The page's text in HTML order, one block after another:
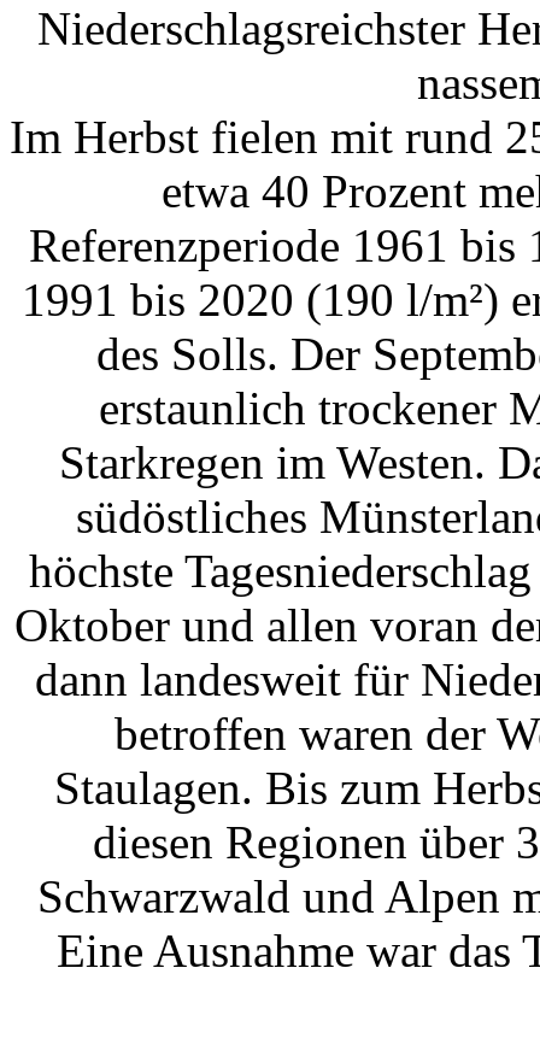
Niederschlagsreichster
Im Herbst fielen mit rund
etwa 40 Prozent
Referenzperiode 1961
1991 bis 2020 (190 l/m²)
des Solls. Der
erstaunlich trockener
Starkregen im Westen.
südöstliches
höchste
Oktober und allen voran
dann landesweit für
betroffen waren der
Staulagen. Bis zum
diesen Regionen über
Schwarzwald und Alpen
Eine Ausnahme war